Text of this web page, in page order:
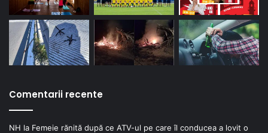
Comentarii recente
NH la Femeie rănită după ce ATV-ul pe care îl conducea a lovit o